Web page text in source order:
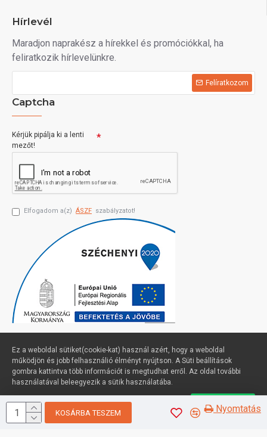
KOSÁRBA TESZEM Nyomtatás
Hírlevél
Maradjon naprakész a hírekkel és promóciókkal, ha
feliratkozik hírlevelünkre.
Felíratkozom
Captcha
Kérjük pipálja ki a lenti
mezőt!
Elfogadom a(z) ÁSZF szabályzatot!
Profimuszaki.hu - exPanda ERP
Ez a weboldal sütiket(cookie-kat) használ azért, hogy a weboldal
működjön és jobb felhasználió élményt nyújtson. A Süti beállítások
gombra kattintva több információt is megtudhat erről. Az oldal további
használatával beleegyezik a sütik használatába.
Süti beállítások Elfogadom